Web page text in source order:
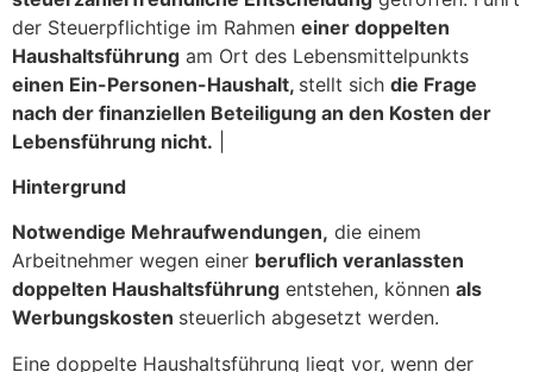
der Steuerpflichtige im Rahmen einer doppelten
Haushaltsführung am Ort des Lebensmittelpunkts
einen Ein-Personen-Haushalt, stellt sich die Frage
nach der finanziellen Beteiligung an den Kosten der
Lebensführung nicht.
Hintergrund
Notwendige Mehraufwendungen, die einem
Arbeitnehmer wegen einer beruflich veranlassten
doppelten Haushaltsführung entstehen, können als
Werbungskosten steuerlich abgesetzt werden.
Eine doppelte Haushaltsführung liegt vor, wenn der